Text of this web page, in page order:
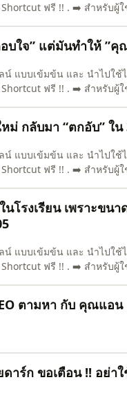
ฟรี !! . ➡️ สำหรับผู้
บใจ” แต่มันทำให้ ”
แบบเข้มข้น และ นำไปใช้
ฟรี !! . ➡️ สำหรับผู้
ม่ กลับมา “ตกอับ” ใ
แบบเข้มข้น และ นำไปใช้
ฟรี !! . ➡️ สำหรับผู้
โรงเรียน เพราะขนา
แบบเข้มข้น และ นำไปใช้
ฟรี !! . ➡️ สำหรับผู้
ตามหา กับ คุณแอ
าร์ก ขอเตือน !! อย่